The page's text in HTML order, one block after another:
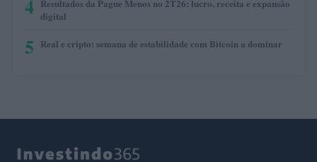
4 Resultados da Pague Menos no 2T26: lucro, receita e expansão
digital
5 Real e cripto: semana de estabilidade com Bitcoin a dominar